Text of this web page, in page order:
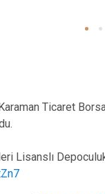
Ticaret
Lisanslı